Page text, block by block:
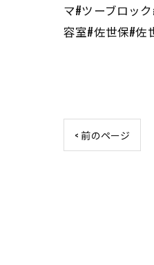
マ#ツーブロッ
容室#佐世保#佐
< 前のページ